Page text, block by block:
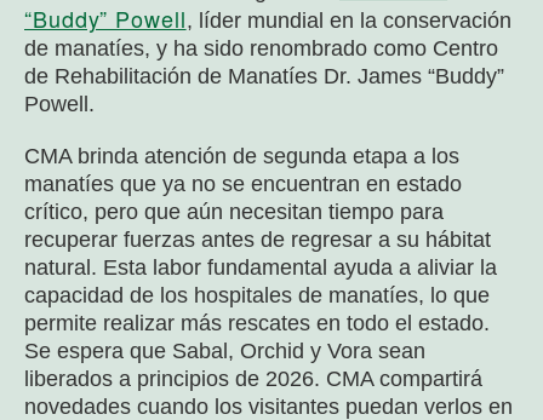
“Buddy” Powell, líder mundial en la conservación
de manatíes, y ha sido renombrado como Centro
de Rehabilitación de Manatíes Dr. James “Buddy”
Powell.
CMA brinda atención de segunda etapa a los
manatíes que ya no se encuentran en estado
crítico, pero que aún necesitan tiempo para
recuperar fuerzas antes de regresar a su hábitat
natural. Esta labor fundamental ayuda a aliviar la
capacidad de los hospitales de manatíes, lo que
permite realizar más rescates en todo el estado.
Se espera que Sabal, Orchid y Vora sean
liberados a principios de 2026. CMA compartirá
novedades cuando los visitantes puedan verlos en